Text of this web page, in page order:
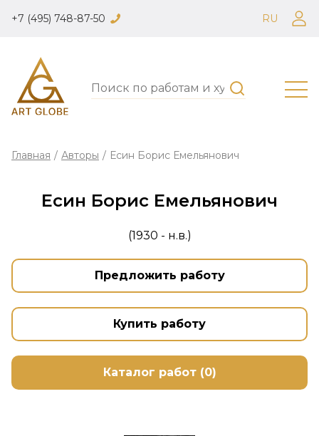
+7 (495) 748-87-50 RU
Главная / Авторы / Есин Борис Емельянович
Есин Борис Емельянович
(1930 - н.в.)
Предложить работу
Купить работу
Каталог работ (0)